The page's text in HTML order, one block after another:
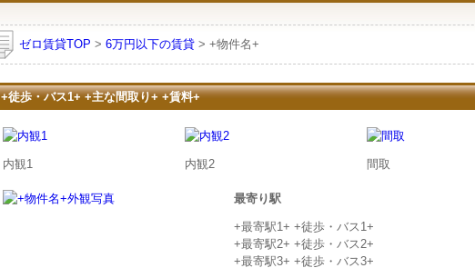
ゼロ賃貸TOP > 6万円以下の賃貸 > +物件名+
+徒歩・バス1+ +主な間取り+ +賃料+
内観1 内観2 間取
最寄り駅
+最寄駅1+ +徒歩・バス1+
+最寄駅2+ +徒歩・バス2+
+最寄駅3+ +徒歩・バス3+